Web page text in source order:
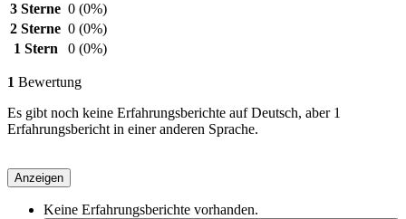
3 Sterne 0 (0%)
2 Sterne 0 (0%)
1 Stern
0 (0%)
1 Bewertung
Es gibt noch keine Erfahrungsberichte auf Deutsch, aber 1
Erfahrungsbericht in einer anderen Sprache.
Anzeigen
Keine Erfahrungsberichte vorhanden.